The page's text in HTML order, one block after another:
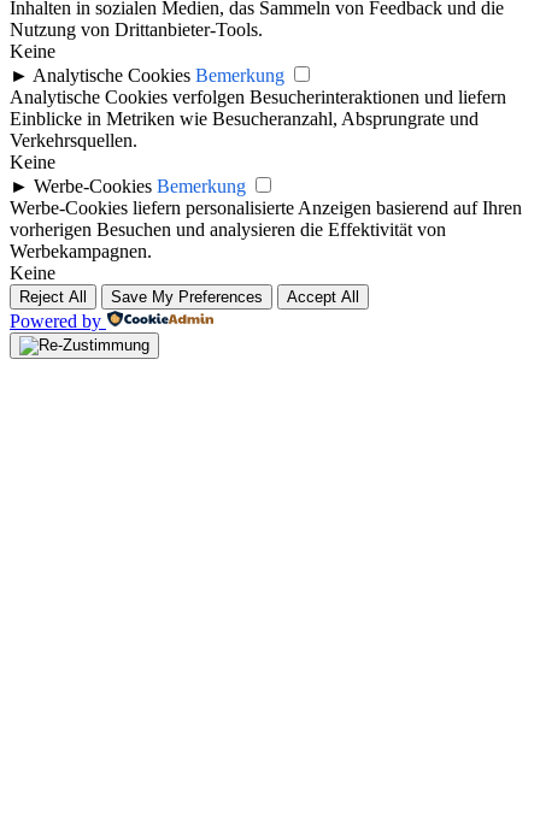
Inhalten in sozialen Medien, das Sammeln von Feedback und die
Nutzung von Drittanbieter-Tools.
Keine
► Analytische Cookies Bemerkung
Analytische Cookies verfolgen Besucherinteraktionen und liefern
Einblicke in Metriken wie Besucheranzahl, Absprungrate und
Verkehrsquellen.
Keine
► Werbe-Cookies Bemerkung
Werbe-Cookies liefern personalisierte Anzeigen basierend auf Ihren
vorherigen Besuchen und analysieren die Effektivität von
Werbekampagnen.
Keine
Reject All Save My Preferences Accept All
Powered by